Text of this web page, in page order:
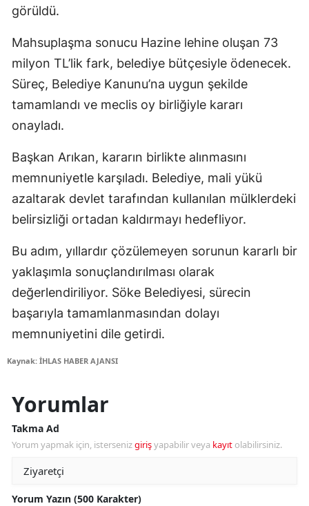
görüldü.
Mahsuplaşma sonucu Hazine lehine oluşan 73
milyon TL’lik fark, belediye bütçesiyle ödenecek.
Süreç, Belediye Kanunu’na uygun şekilde
tamamlandı ve meclis oy birliğiyle kararı
onayladı.
Başkan Arıkan, kararın birlikte alınmasını
memnuniyetle karşıladı. Belediye, mali yükü
azaltarak devlet tarafından kullanılan mülklerdeki
belirsizliği ortadan kaldırmayı hedefliyor.
Bu adım, yıllardır çözülemeyen sorunun kararlı bir
yaklaşımla sonuçlandırılması olarak
değerlendiriliyor. Söke Belediyesi, sürecin
başarıyla tamamlanmasından dolayı
memnuniyetini dile getirdi.
Kaynak: İHLAS HABER AJANSI
Yorumlar
Takma Ad
Yorum yapmak için, istersenizgirişyapabilir veya kayıt olabilirsiniz.
Yorum Yazın (500 Karakter)